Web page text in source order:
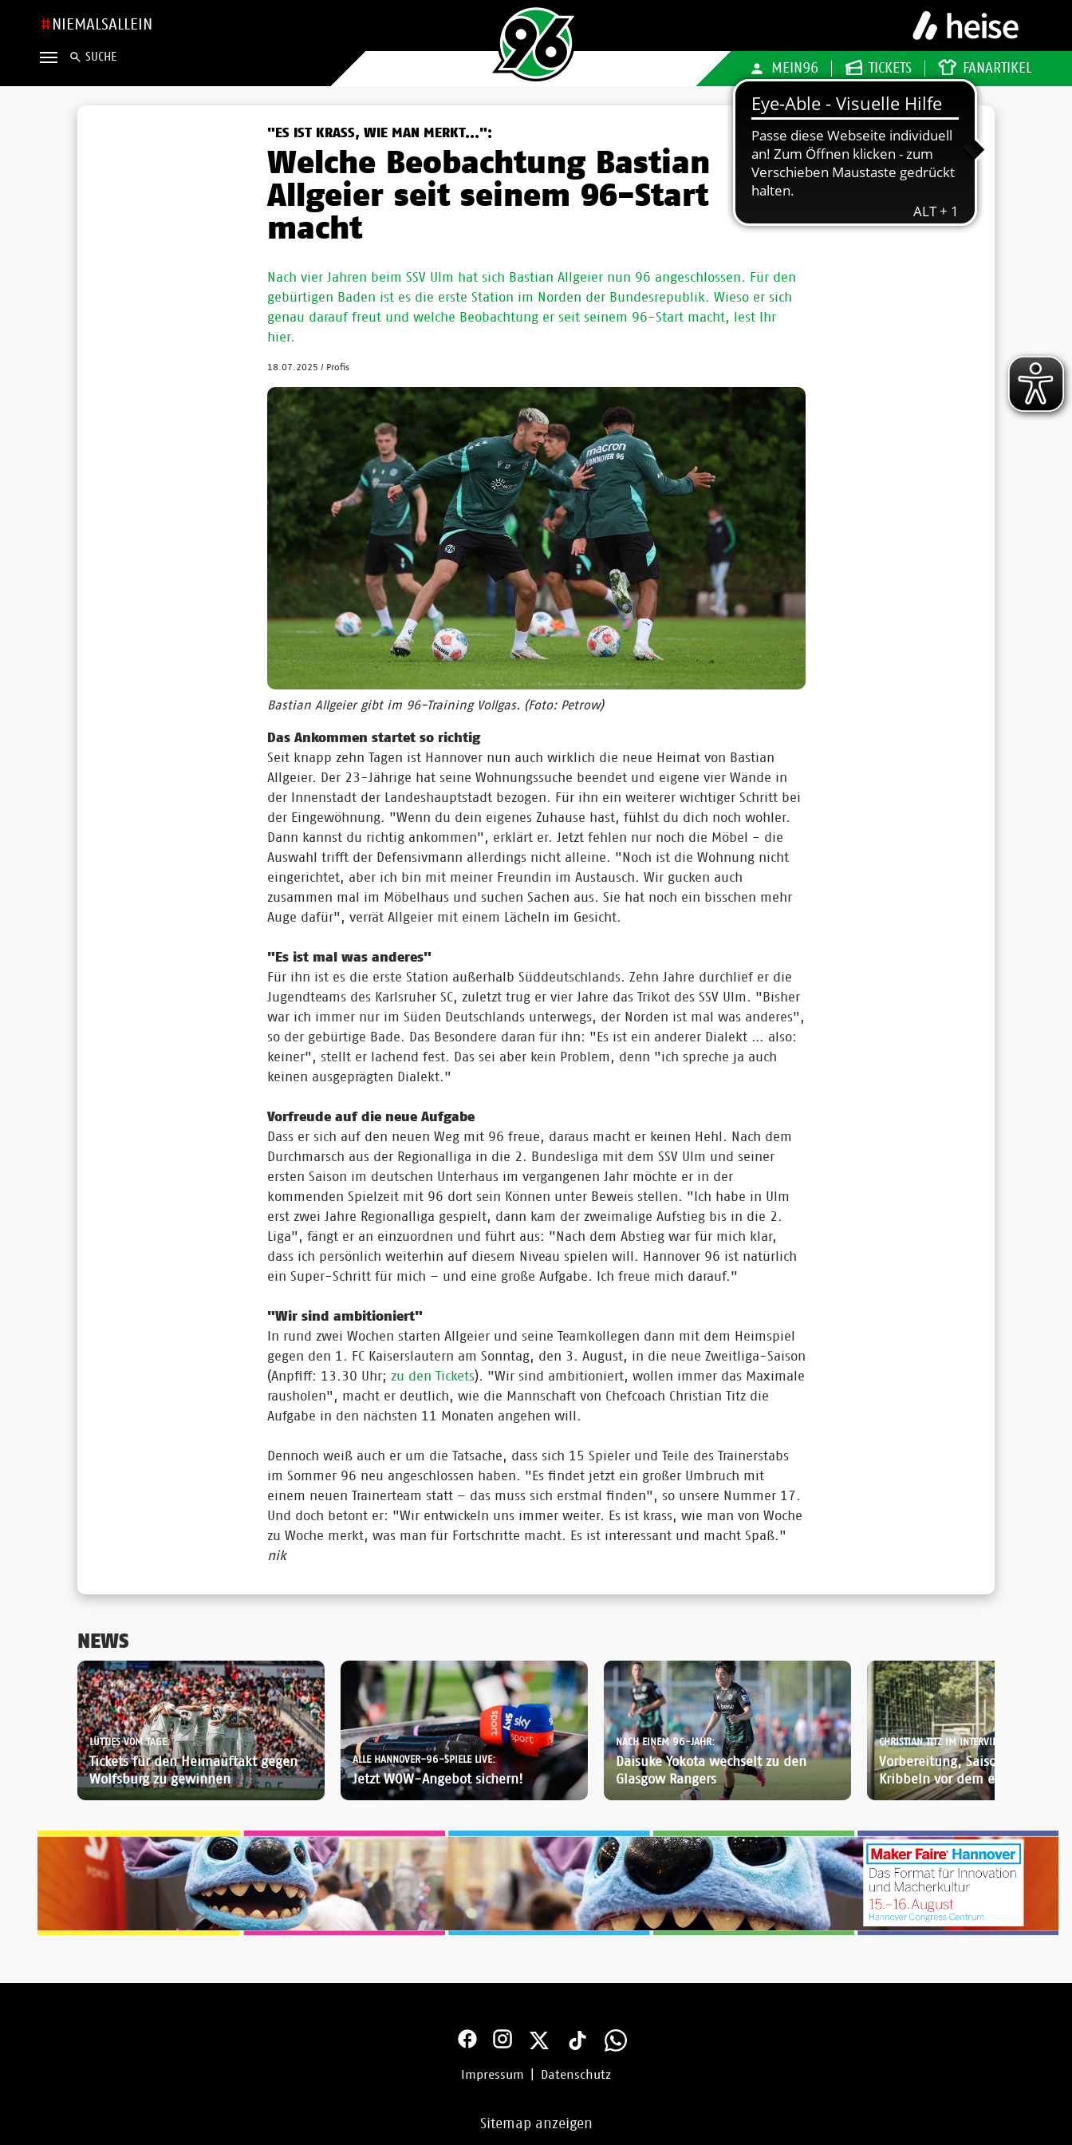
NIEMALSALLEIN
SUCHE
MEIN96 TICKETS FANARTIKEL
"ES IST KRASS, WIE MAN MERKT...":
Welche Beobachtung Bastian
Allgeier seit seinem 96-Start
macht
Nach vier Jahren beim SSV Ulm hat sich Bastian Allgeier nun 96 angeschlossen. Für den
gebürtigen Baden ist es die erste Station im Norden der Bundesrepublik. Wieso er sich
genau darauf freut und welche Beobachtung er seit seinem 96-Start macht, lest Ihr
hier.
18.07.2025 / Profis
Bastian Allgeier gibt im 96-Training Vollgas. (Foto: Petrow)
Das Ankommen startet so richtig
Seit knapp zehn Tagen ist Hannover nun auch wirklich die neue Heimat von Bastian
Allgeier. Der 23-Jährige hat seine Wohnungssuche beendet und eigene vier Wände in
der Innenstadt der Landeshauptstadt bezogen. Für ihn ein weiterer wichtiger Schritt bei
der Eingewöhnung. "Wenn du dein eigenes Zuhause hast, fühlst du dich noch wohler.
Dann kannst du richtig ankommen", erklärt er. Jetzt fehlen nur noch die Möbel - die
Auswahl trifft der Defensivmann allerdings nicht alleine. "Noch ist die Wohnung nicht
eingerichtet, aber ich bin mit meiner Freundin im Austausch. Wir gucken auch
zusammen mal im Möbelhaus und suchen Sachen aus. Sie hat noch ein bisschen mehr
Auge dafür", verrät Allgeier mit einem Lächeln im Gesicht.
"Es ist mal was anderes"
Für ihn ist es die erste Station außerhalb Süddeutschlands. Zehn Jahre durchlief er die
Jugendteams des Karlsruher SC, zuletzt trug er vier Jahre das Trikot des SSV Ulm. "Bisher
war ich immer nur im Süden Deutschlands unterwegs, der Norden ist mal was anderes",
so der gebürtige Bade. Das Besondere daran für ihn: "Es ist ein anderer Dialekt … also:
keiner", stellt er lachend fest. Das sei aber kein Problem, denn "ich spreche ja auch
keinen ausgeprägten Dialekt."
Vorfreude auf die neue Aufgabe
Dass er sich auf den neuen Weg mit 96 freue, daraus macht er keinen Hehl. Nach dem
Durchmarsch aus der Regionalliga in die 2. Bundesliga mit dem SSV Ulm und seiner
ersten Saison im deutschen Unterhaus im vergangenen Jahr möchte er in der
kommenden Spielzeit mit 96 dort sein Können unter Beweis stellen. "Ich habe in Ulm
erst zwei Jahre Regionalliga gespielt, dann kam der zweimalige Aufstieg bis in die 2.
Liga", fängt er an einzuordnen und führt aus: "Nach dem Abstieg war für mich klar,
dass ich persönlich weiterhin auf diesem Niveau spielen will. Hannover 96 ist natürlich
ein Super-Schritt für mich – und eine große Aufgabe. Ich freue mich darauf."
"Wir sind ambitioniert"
In rund zwei Wochen starten Allgeier und seine Teamkollegen dann mit dem Heimspiel
gegen den 1. FC Kaiserslautern am Sonntag, den 3. August, in die neue Zweitliga-Saison
(Anpfiff: 13.30 Uhr; zu den Tickets). "Wir sind ambitioniert, wollen immer das Maximale
rausholen", macht er deutlich, wie die Mannschaft von Chefcoach Christian Titz die
Aufgabe in den nächsten 11 Monaten angehen will.
Dennoch weiß auch er um die Tatsache, dass sich 15 Spieler und Teile des Trainerstabs
im Sommer 96 neu angeschlossen haben. "Es findet jetzt ein großer Umbruch mit
einem neuen Trainerteam statt – das muss sich erstmal finden", so unsere Nummer 17.
Und doch betont er: "Wir entwickeln uns immer weiter. Es ist krass, wie man von Woche
zu Woche merkt, was man für Fortschritte macht. Es ist interessant und macht Spaß."
nik
NEWS
LÜTTJES VOM TAGE:
Tickets für den Heimauftakt gegen
Wolfsburg zu gewinnen
ALLE HANNOVER-96-SPIELE LIVE:
Jetzt WOW-Angebot sichern!
NACH EINEM 96-JAHR:
Daisuke Yokota wechselt zu den
Glasgow Rangers
CHRISTIAN TITZ IM INTERVIEW:
Vorbereitung, Saisonstart und
Kribbeln vor dem ersten Spiel
Impressum Datenschutz
Sitemap anzeigen